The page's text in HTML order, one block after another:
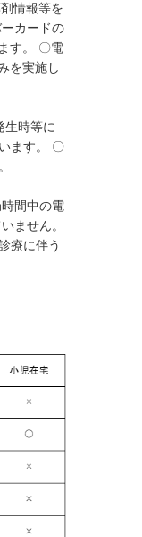
情報等を
カードの
す。 〇電
を実施し
時等に
ます。 〇
間中の電
ません。
療に伴う